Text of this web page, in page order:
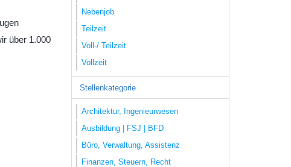
über 1.000
Nebenjob
Teilzeit
Voll-/ Teilzeit
Vollzeit
Stellenkategorie
Architektur, Ingenieurwesen
Ausbildung | FSJ | BFD
Büro, Verwaltung, Assistenz
Finanzen, Steuern, Recht